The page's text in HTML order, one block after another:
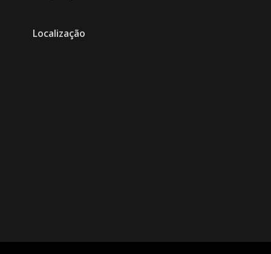
Localização